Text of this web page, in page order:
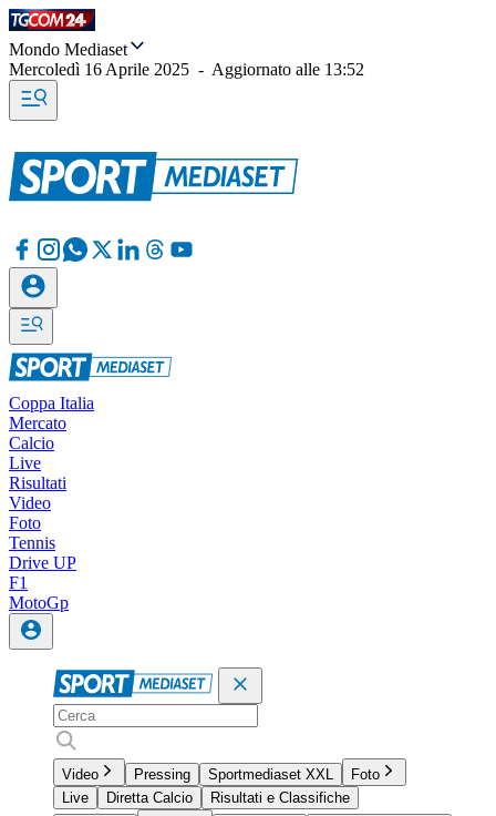
Mondo Mediaset
Mercoledì 16 Aprile 2025 - Aggiornato alle 13:52
Coppa Italia
Mercato
Calcio
Live
Risultati
Video
Foto
Tennis
Drive UP
F1
MotoGp
Video Pressing Sportmediaset XXL
Foto
Live
Diretta Calcio
Risultati e Classifiche